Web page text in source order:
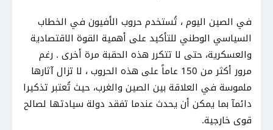
في الصين اليوم ، تُستخدم حروب الأفيون في الخطاب
السياسي الوطني للتأكيد على أهمية القوة الاقتصادية
والعسكرية، حتى لا تتكرر هذه الحقبة مرة أخرى . رغم
مرور أكثر من 150 عاماً على هذه الحروب ، لا تزال آثارها
ملموسة في العلاقة بين الصين والغرب، حيث تُعتبر تذكيرا
دائمآ بما يمكن أن يحدث عندما تفقد دولة سيادتها لصالح
قوى خارجية.